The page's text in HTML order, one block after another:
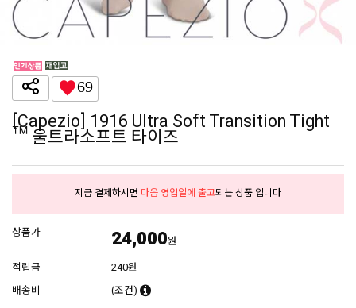
69
[Capezio] 1916 Ultra Soft Transition Tight
™ 울트라소프트 타이즈
지금 결제하시면 다음 영업일에 출고되는 상품 입니다
상품가 24,000원
적립금
240원
배송비
(조건)